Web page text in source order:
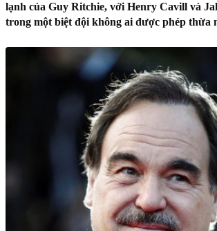
lạnh của Guy Ritchie, với Henry Cavill và
trong một biệt đội không ai được phép thừa